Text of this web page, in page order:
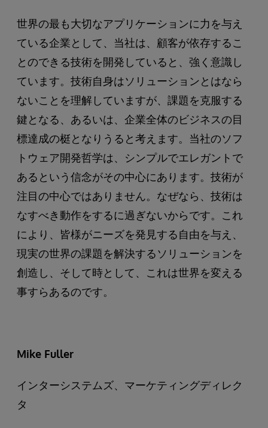
世界の最も大切なアプリケーションに力を与え
ている企業として、当社は、顧客が依存するこ
とのできる技術を開発していると、強く意識し
ています。技術自身はソリューションとはなら
ないことを理解していますが、課題を克服する
鍵となる、あるいは、企業全体のビジネスの目
標達成の梃となりうると考えます。当社のソフ
トウェア開発哲学は、シンプルでエレガントで
あるという信念がその中心にあります。技術が
注目の中心ではありません。なぜなら、技術は
なすべき動作をするに過ぎないからです。これ
により、皆様がニーズを発見する自由を与え、
現実の世界の課題を解決するソリューションを
創造し、そして時として、これは世界を変える
事すらあるのです。
Mike Fuller
インターシステムズ、マーケティングディレク
タ